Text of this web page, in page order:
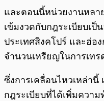
และตอนนี้หน่วยงานหลา
เข้มงวดกับกฎระเบียบเ
ประเทศสิงคโปร์ และฮ่อ
จำนวนเหรียญในการเทร
ซึ่งการเคลื่อนไหวเหล่า
กฎระเบียบที่ได้เพิ่มควา